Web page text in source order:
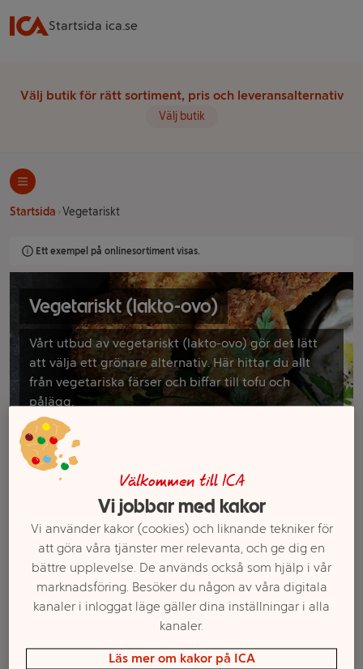
Startsida ica.se
Välj butik för rätt sortiment, pris och leveransalternativ
Välj butik
Startsida Vegetariskt
Ett exempel på onlinesortiment visas.
Vegetariskt (lakto-ovo)
Vårt utbud av vegetariskt (lakto-ovo) gör det lätt
att välja ett grönare alternativ. Här hittar du allt
från vegetariska färser och biffar till tofu och
pålägg.
Filter
Matlagningsprodukt
Fisk-ish-filé sprödbakad
Välkommen till ICA
Vi jobbar med kakor
Vi använder kakor (cookies) och liknande tekniker för
att göra våra tjänster mer relevanta, och ge dig en
bättre upplevelse. De används också som hjälp i vår
marknadsföring. Besöker du någon av våra digitala
kanaler i inloggat läge gäller dina inställningar i alla
kanaler.
Läs mer om kakor på ICA